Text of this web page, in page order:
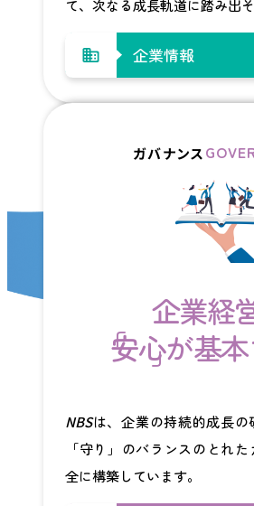
て、次なる成長軌道に踏み出
企業情報
ガバナンス
企業経
安心が基本
NBSは、企業の持続的成長の
「守り」のバランスのとれ
全に構築しています。